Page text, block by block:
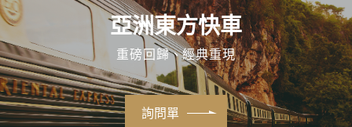
亞洲東方快車
重磅回歸、經典重現
詢問單